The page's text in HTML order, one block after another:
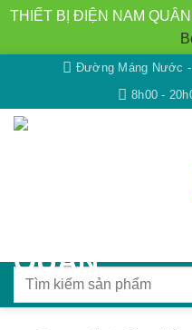
THIẾT BỊ ĐIỆN NAM
nội
dung
Đường Máng Nước
8h00 -
Tìm